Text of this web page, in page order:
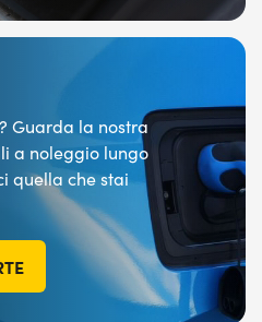
Guarda la nostra
a noleggio lungo
quella che stai